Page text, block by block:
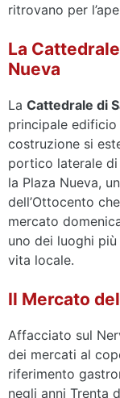
ritrovano per
La
Nueva
La Cattedrale di
principale
costruzione si
portico laterale di
la Plaza Nueva,
dell’Ottocento
mercato
uno dei luoghi
vita locale.
Il Mercato
Affacciato sul
dei mercati al
riferimento
negli anni Trenta